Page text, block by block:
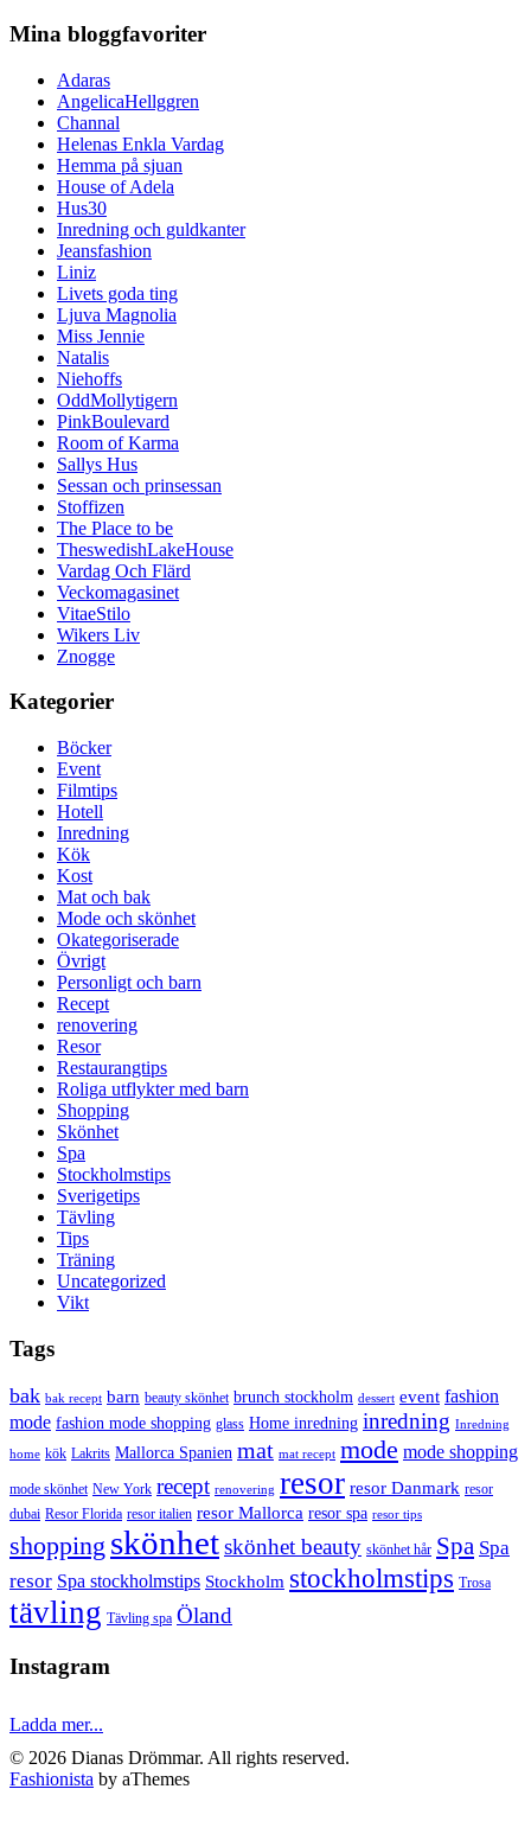
Mina bloggfavoriter
Adaras
AngelicaHellggren
Channal
Helenas Enkla Vardag
Hemma på sjuan
House of Adela
Hus30
Inredning och guldkanter
Jeansfashion
Liniz
Livets goda ting
Ljuva Magnolia
Miss Jennie
Natalis
Niehoffs
OddMollytigern
PinkBoulevard
Room of Karma
Sallys Hus
Sessan och prinsessan
Stoffizen
The Place to be
TheswedishLakeHouse
Vardag Och Flärd
Veckomagasinet
VitaeStilo
Wikers Liv
Znogge
Kategorier
Böcker
Event
Filmtips
Hotell
Inredning
Kök
Kost
Mat och bak
Mode och skönhet
Okategoriserade
Övrigt
Personligt och barn
Recept
renovering
Resor
Restaurangtips
Roliga utflykter med barn
Shopping
Skönhet
Spa
Stockholmstips
Sverigetips
Tävling
Tips
Träning
Uncategorized
Vikt
Tags
bak bak recept barn beauty skönhet brunch stockholm dessert event fashion
mode fashion mode shopping glass Home inredning inredning Inredning
home kök Lakrits Mallorca Spanien mat mat recept mode mode shopping
mode skönhet New York recept renovering resor resor Danmark resor
dubai Resor Florida resor italien resor Mallorca resor spa resor tips
shopping skönhetskönhet beauty skönhet hår Spa Spa
resor Spa stockholmstips Stockholm stockholmstips Trosa
tävling Tävling spa Öland
Instagram
Ladda mer...
© 2026 Dianas Drömmar. All rights reserved.
Fashionista by aThemes